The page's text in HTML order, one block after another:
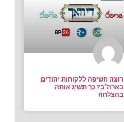
רוצה חשיפה ללקוחות יהודים
בארה”ב? כך תשיג אותה
בהצלחה